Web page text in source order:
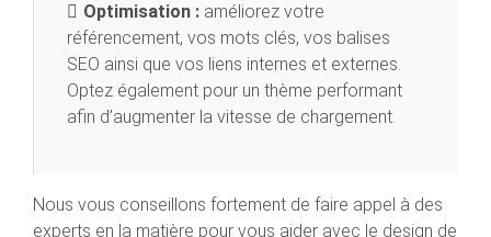
Optimisation : améliorez votre
référencement, vos mots clés, vos balises
SEO ainsi que vos liens internes et externes.
Optez également pour un thème performant
afin d’augmenter la vitesse de chargement.
Nous vous conseillons fortement de faire appel à des
experts en la matière pour vous aider avec le design de